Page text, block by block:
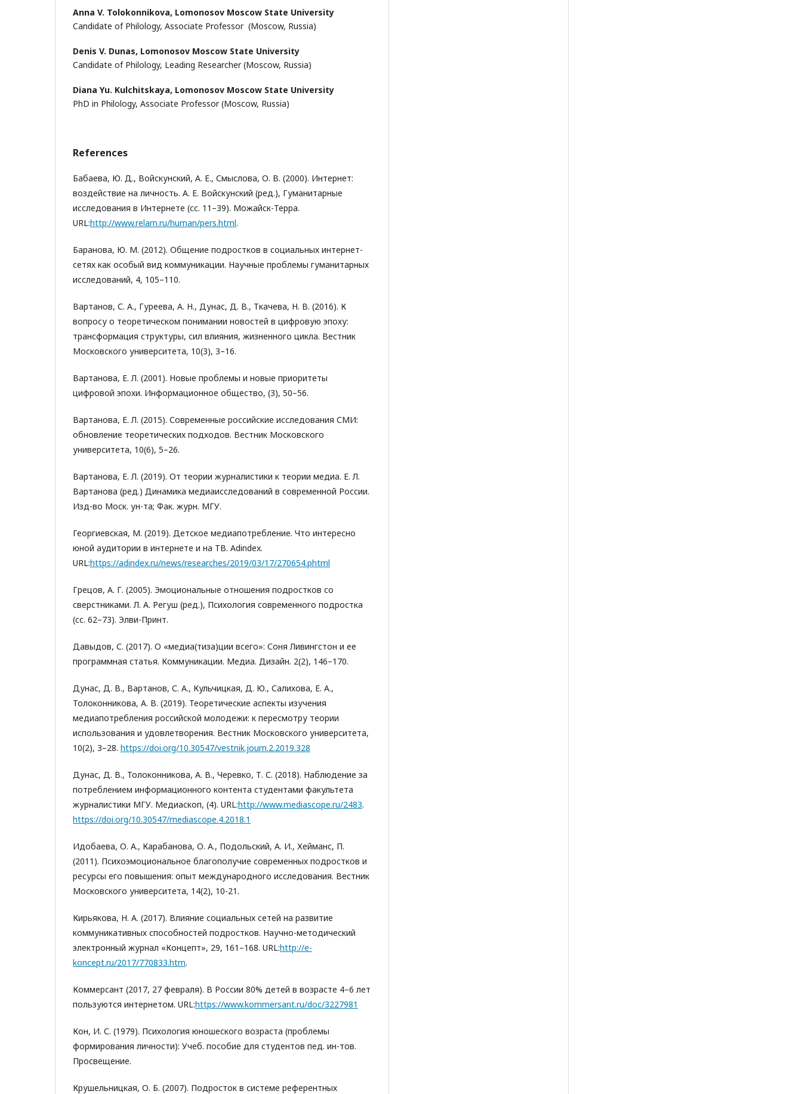
Anna V. Tolokonnikova, Lomonosov Moscow State University
Candidate of Philology, Associate Professor (Moscow, Russia)
Denis V. Dunas, Lomonosov Moscow State University
Candidate of Philology, Leading Researcher (Moscow, Russia)
Diana Yu. Kulchitskaya, Lomonosov Moscow State University
PhD in Philology, Associate Professor (Moscow, Russia)
References
Бабаева, Ю. Д., Войскунский, А. Е., Смыслова, О. В. (2000). Интернет:
воздействие на личность. А. Е. Войскунский (ред.), Гуманитарные
исследования в Интернете (сс. 11–39). Можайск-Терра.
URL:http://www.relarn.ru/human/pers.html.
Баранова, Ю. М. (2012). Общение подростков в социальных интернет-
сетях как особый вид коммуникации. Научные проблемы гуманитарных
исследований, 4, 105–110.
Вартанов, С. А., Гуреева, А. Н., Дунас, Д. В., Ткачева, Н. В. (2016). К
вопросу о теоретическом понимании новостей в цифровую эпоху:
трансформация структуры, сил влияния, жизненного цикла. Вестник
Московского университета, 10(3), 3–16.
Вартанова, Е. Л. (2001). Новые проблемы и новые приоритеты
цифровой эпохи. Информационное общество, (3), 50–56.
Вартанова, Е. Л. (2015). Современные российские исследования СМИ:
обновление теоретических подходов. Вестник Московского
университета, 10(6), 5–26.
Вартанова, Е. Л. (2019). От теории журналистики к теории медиа. Е. Л.
Вартанова (ред.) Динамика медиаисследований в современной России.
Изд-во Моск. ун-та; Фак. журн. МГУ.
Георгиевская, М. (2019). Детское медиапотребление. Что интересно
юной аудитории в интернете и на ТВ. Adindex.
URL:https://adindex.ru/news/researches/2019/03/17/270654.phtml
Грецов, А. Г. (2005). Эмоциональные отношения подростков со
сверстниками. Л. А. Регуш (ред.), Психология современного подростка
(сс. 62–73). Элви-Принт.
Давыдов, С. (2017). О «медиа(тиза)ции всего»: Соня Ливингстон и ее
программная статья. Коммуникации. Медиа. Дизайн. 2(2), 146–170.
Дунас, Д. В., Вартанов, С. А., Кульчицкая, Д. Ю., Салихова, Е. А.,
Толоконникова, А. В. (2019). Теоретические аспекты изучения
медиапотребления российской молодежи: к пересмотру теории
использования и удовлетворения. Вестник Московского университета,
10(2), 3–28. https://doi.org/10.30547/vestnik.journ.2.2019.328
Дунас, Д. В., Толоконникова, А. В., Черевко, Т. С. (2018). Наблюдение за
потреблением информационного контента студентами факультета
журналистики МГУ. Медиаскоп, (4). URL:http://www.mediascope.ru/2483.
https://doi.org/10.30547/mediascope.4.2018.1
Идобаева, О. А., Карабанова, О. А., Подольский, А. И., Хейманс, П.
(2011). Психоэмоциональное благополучие современных подростков и
ресурсы его повышения: опыт международного исследования. Вестник
Московского университета, 14(2), 10-21.
Кирьякова, Н. А. (2017). Влияние социальных сетей на развитие
коммуникативных способностей подростков. Научно-методический
электронный журнал «Концепт», 29, 161–168. URL:http://e-
koncept.ru/2017/770833.htm.
Коммерсант (2017, 27 февраля). В России 80% детей в возрасте 4–6 лет
пользуются интернетом. URL:https://www.kommersant.ru/doc/3227981
Кон, И. С. (1979). Психология юношеского возраста (проблемы
формирования личности): Учеб. пособие для студентов пед. ин-тов.
Просвещение.
Крушельницкая, О. Б. (2007). Подросток в системе референтных